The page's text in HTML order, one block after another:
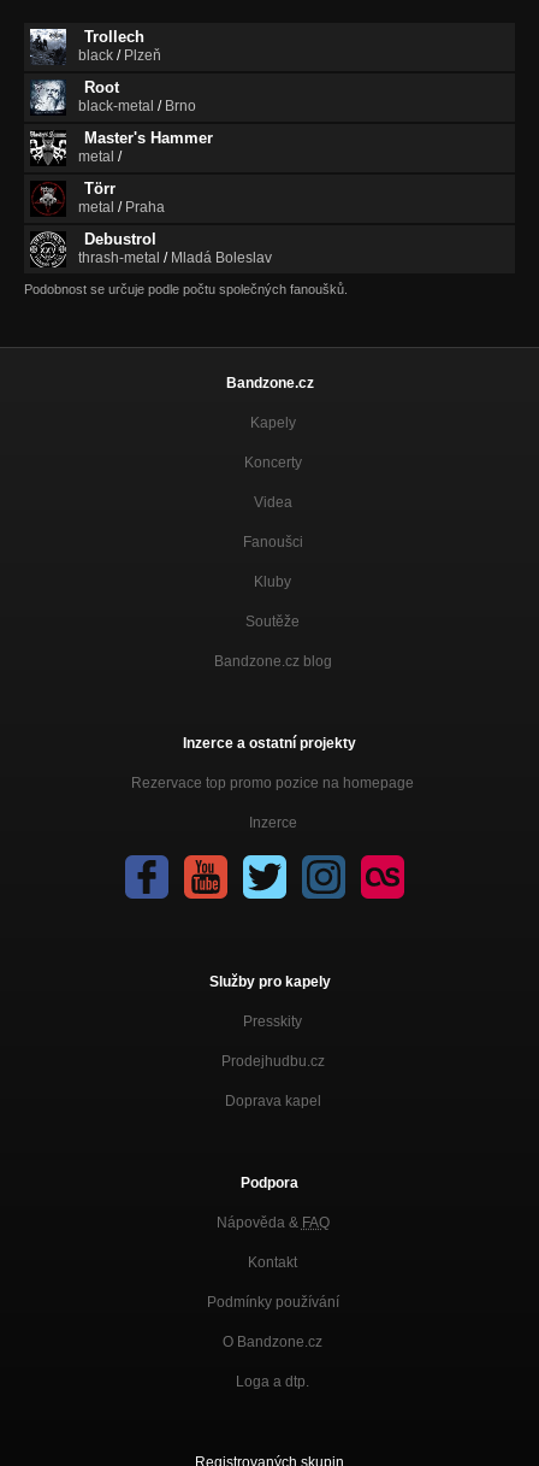
Trollech
black / Plzeň
Root
black-metal / Brno
Master's Hammer
metal /
Törr
metal / Praha
Debustrol
thrash-metal / Mladá Boleslav
Podobnost se určuje podle počtu společných fanoušků.
Bandzone.cz
Kapely
Koncerty
Videa
Fanoušci
Kluby
Soutěže
Bandzone.cz blog
Inzerce a ostatní projekty
Rezervace top promo pozice na homepage
Inzerce
Služby pro kapely
Presskity
Prodejhudbu.cz
Doprava kapel
Podpora
Nápověda & FAQ
Kontakt
Podmínky používání
O Bandzone.cz
Loga a dtp.
Registrovaných skupin